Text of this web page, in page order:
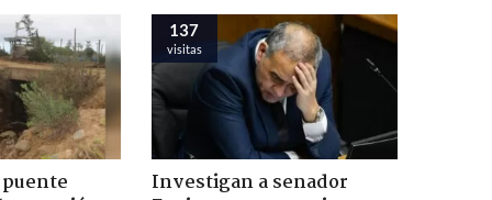
137
visitas
Investigan a senador